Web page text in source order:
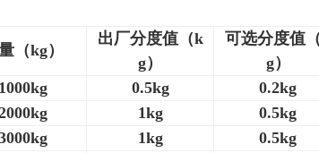
（kg）
出厂分度值（k
g）
可选分度值
g）
1000kg 0.5kg
0.2kg
1kg
0.5kg
1kg
0.5kg